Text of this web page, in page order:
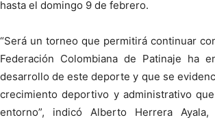
hasta el domingo 9 de febrero.
“Será un torneo que permitirá continuar
Federación Colombiana de Patinaje ha
desarrollo de este deporte y que se
crecimiento deportivo y administrativo
entorno”, indicó Alberto Herrera